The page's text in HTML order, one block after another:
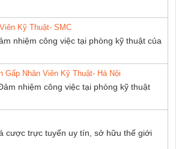
Kỹ Thuật- SMC
nhiệm công việc tại phòng kỹ thuật của
Gấp Nhân Viên Kỹ Thuật- Hà Nội
nhiệm công việc tại phòng kỹ thuật
cược trực tuyến uy tín, sở hữu thế giới